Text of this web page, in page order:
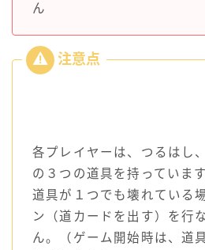
ん
各プレイヤーは、つるはし
の３つの道具を持っています
道具が１つでも壊れている
ン（道カードを出す）を行
ん。（ゲーム開始時は、道